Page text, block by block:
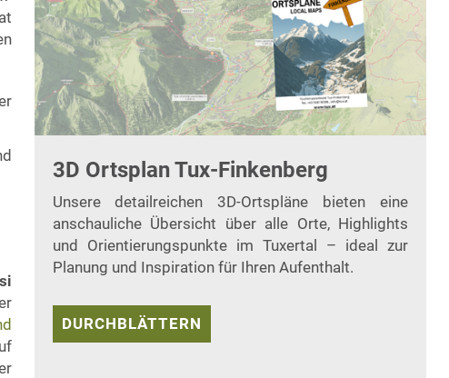
3D Ortsplan Tux-Finkenberg
Unsere detailreichen 3D-Ortspläne bieten eine
anschauliche Übersicht über alle Orte, Highlights
und Orientierungspunkte im Tuxertal – ideal zur
Planung und Inspiration für Ihren Aufenthalt.
DURCHBLÄTTERN